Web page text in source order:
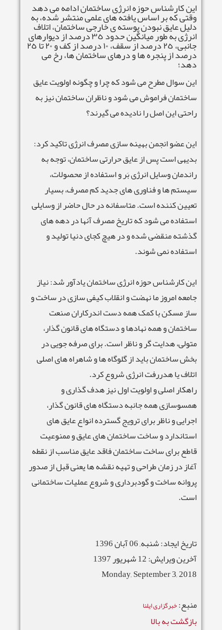
این کارشناس حوزه انرژی ساختمان ادامه می دهد
وقتی که بر اساس یافته های علمی منتشر شده، به
دلیل عایق نبودن پوسته ی خارجی ساختمان، اتلاف
انرژی به طور میانگین حدود ٣٥ درصد از دیوارهای
جانبی، ٢٥ درصد از سقف، ١٠ درصد از کف و ٢٠ تا ٢٥
درصد از پنجره ها و درهای ساختمان ها، رخ می
دهد؛
این سوال مطرح می شود که چرا و چگونه اولویت عایق
ساختمان فراموش می شود و ناظران ساختمان نیز به
راحتی این اصل را نادیده می گیرند؟
این عضو انجمن بهینه سازی مصرف انرژی تاکید کرد:
بدیهی است پس از عایق حرارتی ساختمان، توجه به
راندمان وسایل انرژی بَر و استفاده از محصولات،
سیستم ها و فناوری های جدید کم مصرف، بسیار
تعیین کننده است. متاسفانه در حال حاضر از وسایلی
استفاده می شود که تاریخ مصرف آنها در دهه های
گذشته منقضی شده و در هیچ کجای دنیا تولید و
استفاده نمی شوند.
این کارشناس حوزه انرژی ساختمان یادآور شد: نیاز
جامعه امروز ما نهضت و انقلاب کیفی سازی در ساخت و
ساز مسکن با کمک همه دست اندرکاران صنعت
ساختمان و همه نهادها و دستگاه های قانون گذار،
متولی، هدایت گر و ناظر است. برای صرفه جویی در
بخش ساختمان باید از گلوگاه ها و شاهراه های اصلی
اتلاف یا هدررفت انرژی شروع کرد.
راهکار اصلی و اولویت اول نیز هدف گذاری و
همسوسازی همه جانبه دستگاه های قانون گذار،
اجرایی و ناظر برای ترویج گسترده انواع عایق های
استاندارد و ساخت ساختمان های عایق و ممنوعیت
قاطع برای ساخت ساختمان فاقد عایق مناسب از نقطه
آغاز در زمان طراحی و تهیه نقشه ها یعنی قبل از صدور
پروانه ساخت و گودبرداری و شروع عملیات ساختمانی
است.
تاریخ ایجاد: شنبه, 06 آبان 1396
آخرین ویرایش: 12 شهریور 1397
Monday, September 3, 2018
منبع:خبرگزاری ایلنا
بازگشت به بالا